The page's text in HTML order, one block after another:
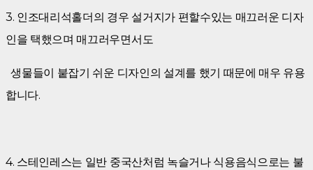
3. 인조대리석홀더의 경우 설거지가 편할수있는 매끄러운 디자
인을 택했으며 매끄러우면서도
생물들이 붙잡기 쉬운 디자인의 설계를 했기 때문에 매우 유용
합니다.
4. 스테인레스는 일반 중국산처럼 녹슬거나 식용음식으로는 불